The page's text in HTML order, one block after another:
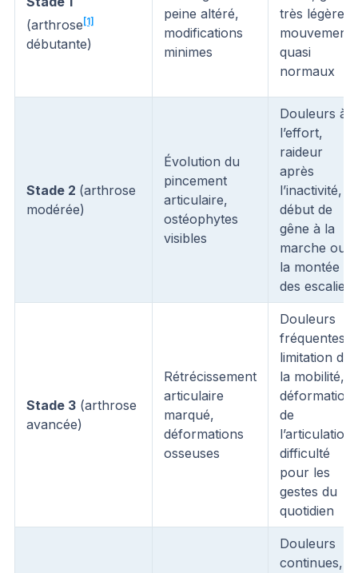
(arthrose [1]
débutante)
peine altéré,
modifications
minimes
très légère,
mouvements
quasi
normaux
Stade 2 (arthrose
modérée)
Évolution du
pincement
articulaire,
ostéophytes
visibles
Douleurs à
l’effort,
raideur
après
l’inactivité,
début de
gêne à la
marche ou à
la montée
des escaliers
Stade 3 (arthrose
avancée)
Rétrécissement
articulaire
marqué,
déformations
osseuses
Douleurs
fréquentes,
limitation de
la mobilité,
déformation
de
l’articulation,
difficulté
pour les
gestes du
quotidien
Douleurs
continues,